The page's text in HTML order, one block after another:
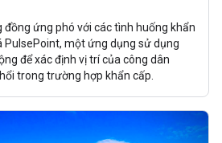
đồng ứng phó với các tình huống khẩn
PulsePoint, một ứng dụng sử dụng
để xác định vị trí của công dân
trong trường hợp khẩn cấp.